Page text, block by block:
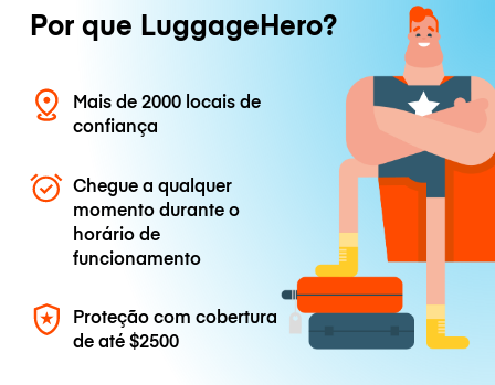
Por que LuggageHero?
Mais de 2000 locais de
confiança
Chegue a qualquer
momento durante o
horário de
funcionamento
Proteção com cobertura
de até$2500